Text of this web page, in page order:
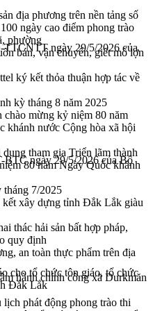
địa phương trên nền tảng số
ngày cao điểm phong trào
phường
bán, vận chuyển, giết mổ lợn
ký kết thỏa thuận hợp tác về
kỳ tháng 8 năm 2025
mừng kỷ niệm 80 năm
khánh nước Cộng hòa xã hội
tham gia Triển lãm thành
80 năm Ngày Quốc khánh
7/2025
kết xây dựng tỉnh Đắk Lắk giàu
thác hải sản bất hợp pháp,
quy định
an toàn thực phẩm trên địa
hành chính công xã Durkmăn
phát động phong trào thi
ngày 29/5/2026 của
BTC ngày 29/5/2026 của Bộ
cho tổ chức tôn giáo, tổ chức
Đắk Lắk